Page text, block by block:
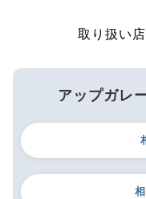
取り扱い
アップガレ